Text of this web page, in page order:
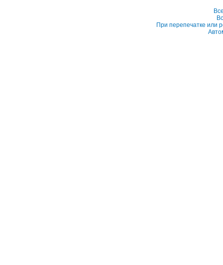
При перепечатке или